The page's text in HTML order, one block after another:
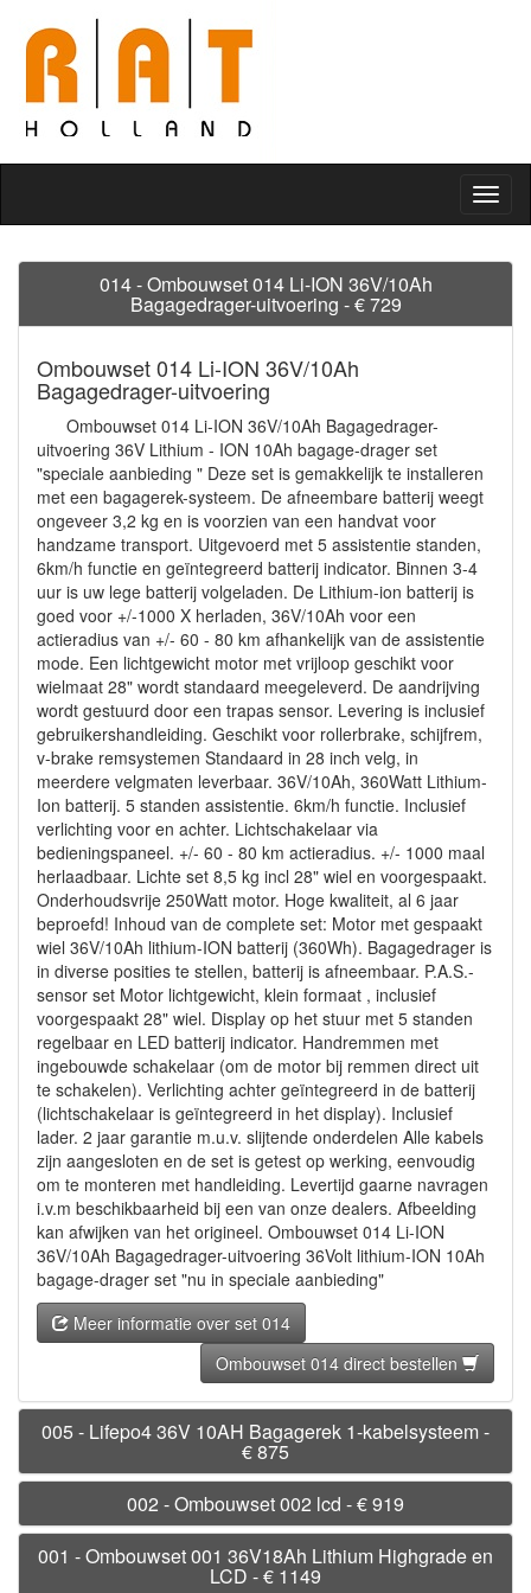
014 - Ombouwset 014 Li-ION 36V/10Ah
Bagagedrager-uitvoering - € 729
Ombouwset 014 Li-ION 36V/10Ah
Bagagedrager-uitvoering
Ombouwset 014 Li-ION 36V/10Ah Bagagedrager-
uitvoering 36V Lithium - ION 10Ah bagage-drager set
"speciale aanbieding " Deze set is gemakkelijk te installeren
met een bagagerek-systeem. De afneembare batterij weegt
ongeveer 3,2 kg en is voorzien van een handvat voor
handzame transport. Uitgevoerd met 5 assistentie standen,
6km/h functie en geïntegreerd batterij indicator. Binnen 3-4
uur is uw lege batterij volgeladen. De Lithium-ion batterij is
goed voor +/-1000 X herladen, 36V/10Ah voor een
actieradius van +/- 60 - 80 km afhankelijk van de assistentie
mode. Een lichtgewicht motor met vrijloop geschikt voor
wielmaat 28" wordt standaard meegeleverd. De aandrijving
wordt gestuurd door een trapas sensor. Levering is inclusief
gebruikershandleiding. Geschikt voor rollerbrake, schijfrem,
v-brake remsystemen Standaard in 28 inch velg, in
meerdere velgmaten leverbaar. 36V/10Ah, 360Watt Lithium-
Ion batterij. 5 standen assistentie. 6km/h functie. Inclusief
verlichting voor en achter. Lichtschakelaar via
bedieningspaneel. +/- 60 - 80 km actieradius. +/- 1000 maal
herlaadbaar. Lichte set 8,5 kg incl 28" wiel en voorgespaakt.
Onderhoudsvrije 250Watt motor. Hoge kwaliteit, al 6 jaar
beproefd! Inhoud van de complete set: Motor met gespaakt
wiel 36V/10Ah lithium-ION batterij (360Wh). Bagagedrager is
in diverse posities te stellen, batterij is afneembaar. P.A.S.-
sensor set Motor lichtgewicht, klein formaat , inclusief
voorgespaakt 28" wiel. Display op het stuur met 5 standen
regelbaar en LED batterij indicator. Handremmen met
ingebouwde schakelaar (om de motor bij remmen direct uit
te schakelen). Verlichting achter geïntegreerd in de batterij
(lichtschakelaar is geïntegreerd in het display). Inclusief
lader. 2 jaar garantie m.u.v. slijtende onderdelen Alle kabels
zijn aangesloten en de set is getest op werking, eenvoudig
om te monteren met handleiding. Levertijd gaarne navragen
i.v.m beschikbaarheid bij een van onze dealers. Afbeelding
kan afwijken van het origineel. Ombouwset 014 Li-ION
36V/10Ah Bagagedrager-uitvoering 36Volt lithium-ION 10Ah
bagage-drager set "nu in speciale aanbieding"
Meer informatie over set 014
Ombouwset 014 direct bestellen
005 - Lifepo4 36V 10AH Bagagerek 1-kabelsysteem -
€ 875
002 - Ombouwset 002 lcd - € 919
001 - Ombouwset 001 36V18Ah Lithium Highgrade en
LCD - € 1149